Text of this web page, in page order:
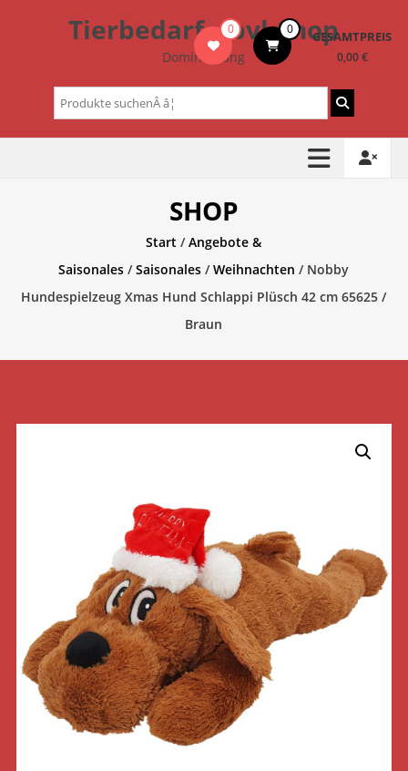
Tierbedarf – bvl-Shop
Dominik Lang
0 0 GESAMTPREIS
0,00 €
Suchen
nach:
SHOP
Start /Angebote &
Saisonales /Saisonales /Weihnachten / Nobby
Hundespielzeug Xmas Hund Schlappi Plüsch 42 cm 65625 /
Braun